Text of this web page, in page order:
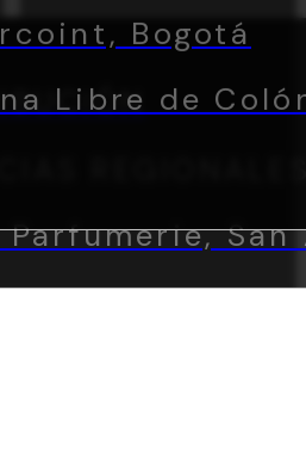
Parfumerie,
Bogotá
Bogotá
Libre de